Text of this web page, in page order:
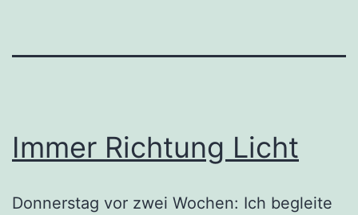
Immer Richtung Licht
Donnerstag vor zwei Wochen: Ich begleite